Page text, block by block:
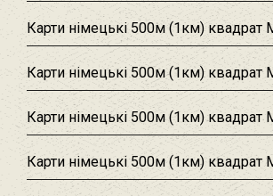
Карти німецькі 500м (1км) квадрат
Карти німецькі 500м (1км) квадрат
Карти німецькі 500м (1км) квадрат
Карти німецькі 500м (1км) квадрат